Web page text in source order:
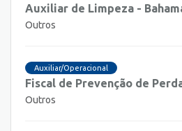
Auxiliar de Limpeza -
Outros
Auxiliar/Operacional
Fiscal de Prevenção de
Outros